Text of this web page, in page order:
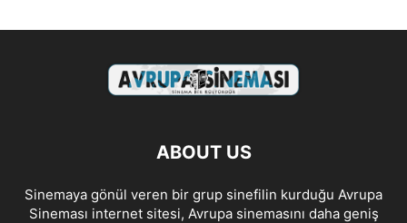
ABOUT US
Sinemaya gönül veren bir grup sinefilin kurduğu Avrupa
Sineması internet sitesi, Avrupa sinemasını daha geniş